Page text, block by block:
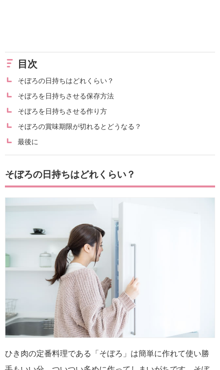
目次
そぼろの日持ちはどれくらい？
そぼろを日持ちさせる保存方法
そぼろを日持ちさせる作り方
そぼろの賞味期限が切れるとどうなる？
最後に
そぼろの日持ちはどれくらい？
ひき肉の定番料理である「そぼろ」は簡単に作れて使い勝